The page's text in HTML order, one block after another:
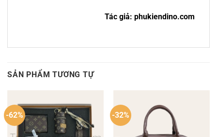
Tác giả: phukiendino.com
SẢN PHẨM TƯƠNG TỰ
-62% -32%